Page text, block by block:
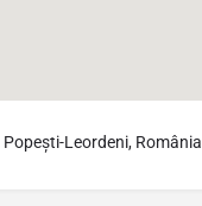
Leordeni, România